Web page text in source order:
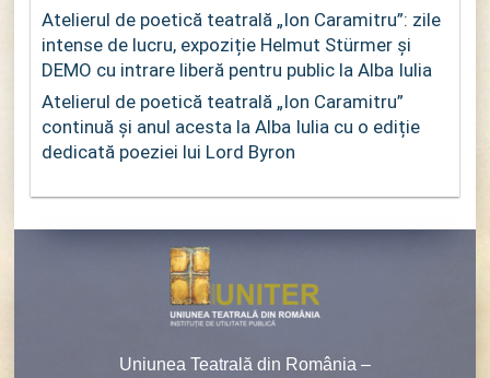
Atelierul de poetică teatrală „Ion Caramitru”: zile
intense de lucru, expoziție Helmut Stürmer și
DEMO cu intrare liberă pentru public la Alba Iulia
Atelierul de poetică teatrală „Ion Caramitru”
continuă și anul acesta la Alba Iulia cu o ediție
dedicată poeziei lui Lord Byron
Uniunea Teatrală din România –